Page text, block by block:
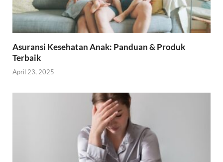
Asuransi Kesehatan Anak: Panduan & Produk
Terbaik
April 23, 2025